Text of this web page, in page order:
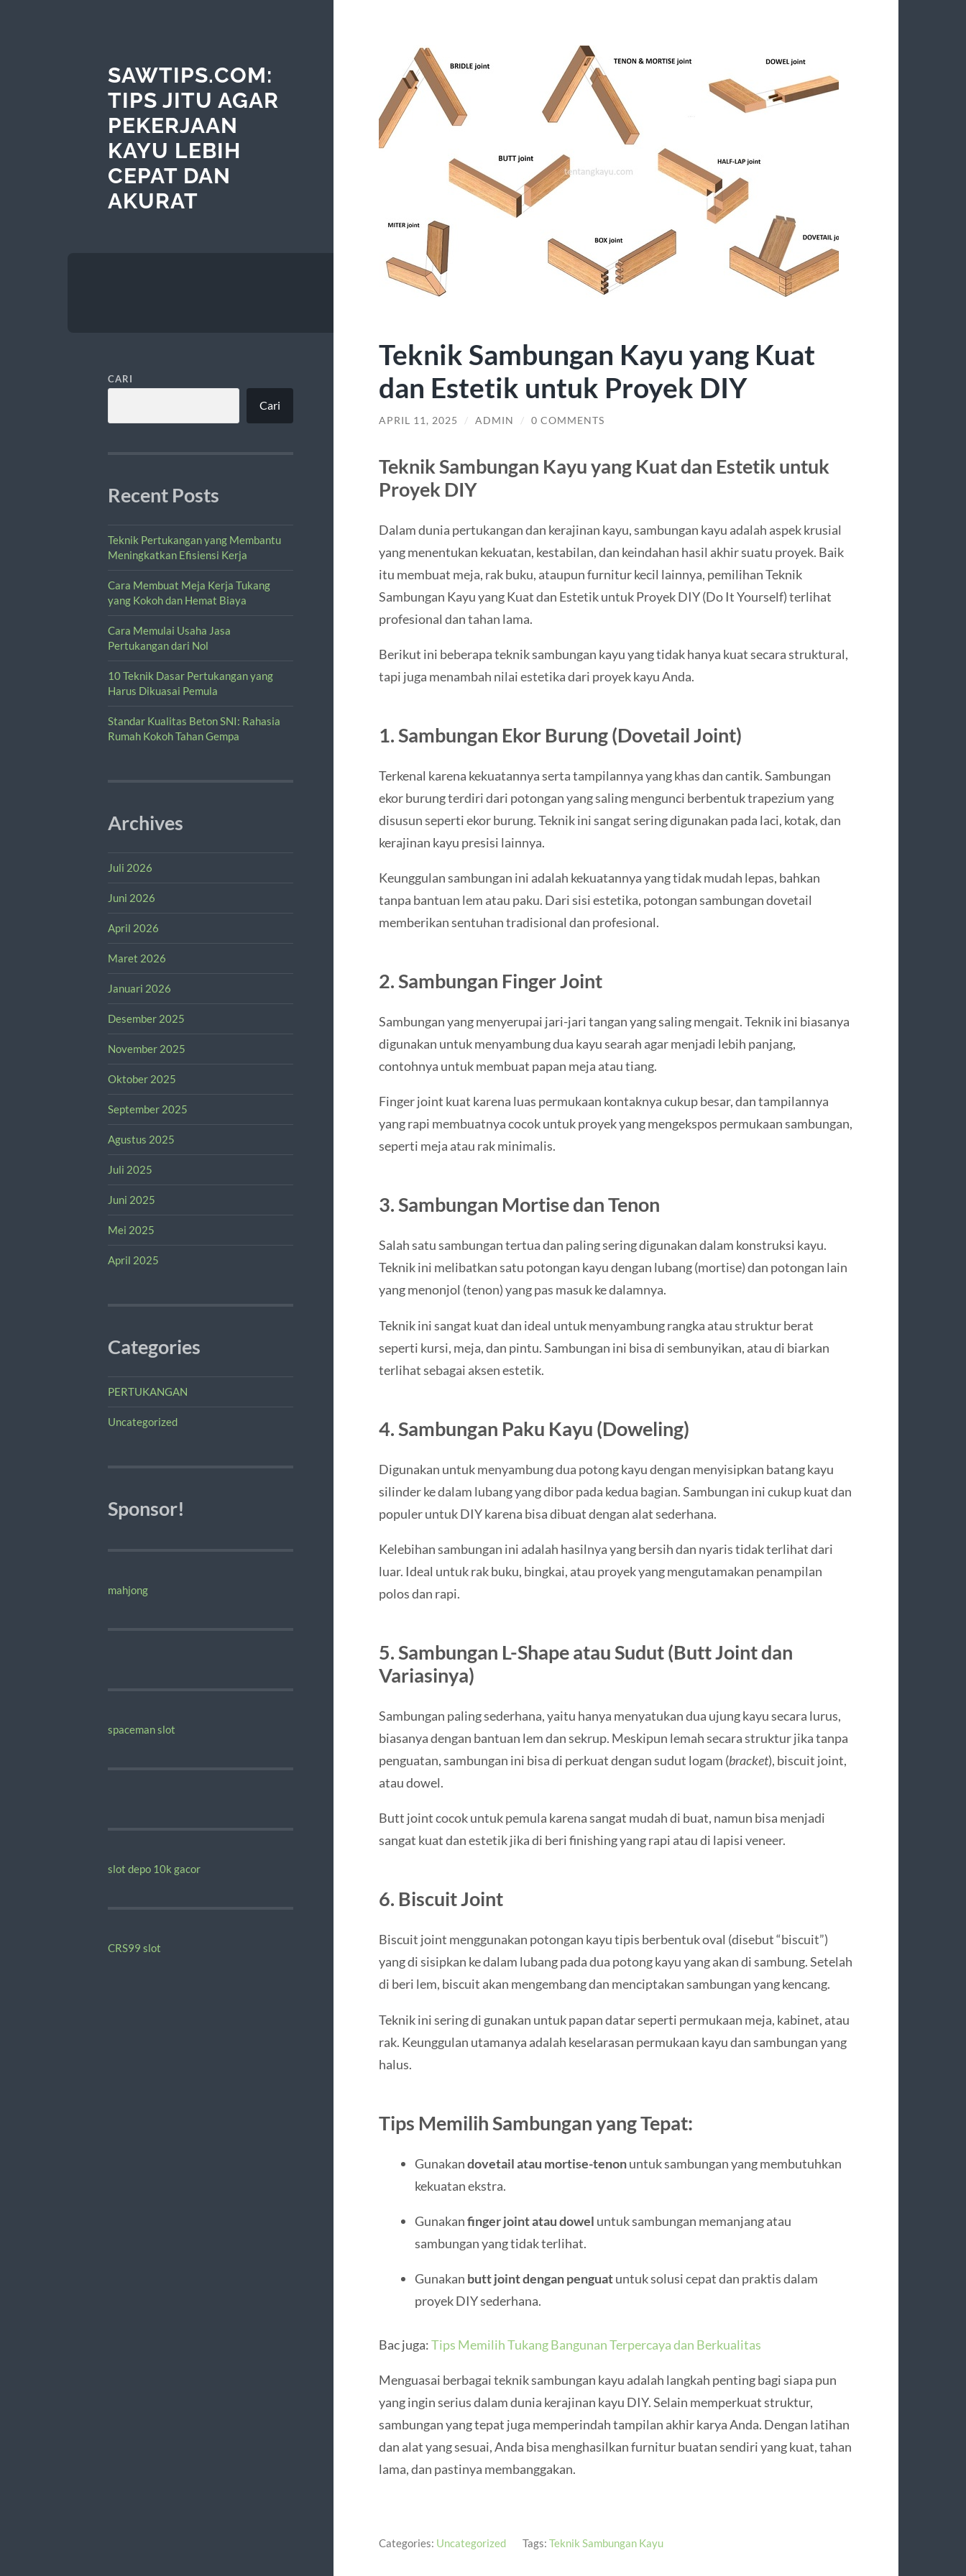
SAWTIPS.COM:
TIPS JITU AGAR
PEKERJAAN
KAYU LEBIH
CEPAT DAN
AKURAT
CARI
Cari
Recent Posts
Teknik Pertukangan yang Membantu
Meningkatkan Efisiensi Kerja
Cara Membuat Meja Kerja Tukang
yang Kokoh dan Hemat Biaya
Cara Memulai Usaha Jasa
Pertukangan dari Nol
10 Teknik Dasar Pertukangan yang
Harus Dikuasai Pemula
Standar Kualitas Beton SNI: Rahasia
Rumah Kokoh Tahan Gempa
Archives
Juli 2026
Juni 2026
April 2026
Maret 2026
Januari 2026
Desember 2025
November 2025
Oktober 2025
September 2025
Agustus 2025
Juli 2025
Juni 2025
Mei 2025
April 2025
Categories
PERTUKANGAN
Uncategorized
Sponsor!
mahjong
spaceman slot
slot depo 10k gacor
CRS99 slot
Teknik Sambungan Kayu yang Kuat
dan Estetik untuk Proyek DIY
APRIL 11, 2025 / ADMIN / 0 COMMENTS
Teknik Sambungan Kayu yang Kuat dan Estetik untuk
Proyek DIY
Dalam dunia pertukangan dan kerajinan kayu, sambungan kayu adalah aspek krusial
yang menentukan kekuatan, kestabilan, dan keindahan hasil akhir suatu proyek. Baik
itu membuat meja, rak buku, ataupun furnitur kecil lainnya, pemilihan Teknik
Sambungan Kayu yang Kuat dan Estetik untuk Proyek DIY (Do It Yourself) terlihat
profesional dan tahan lama.
Berikut ini beberapa teknik sambungan kayu yang tidak hanya kuat secara struktural,
tapi juga menambah nilai estetika dari proyek kayu Anda.
1.Sambungan Ekor Burung (Dovetail Joint)
Terkenal karena kekuatannya serta tampilannya yang khas dan cantik. Sambungan
ekor burung terdiri dari potongan yang saling mengunci berbentuk trapezium yang
disusun seperti ekor burung. Teknik ini sangat sering digunakan pada laci, kotak, dan
kerajinan kayu presisi lainnya.
Keunggulan sambungan ini adalah kekuatannya yang tidak mudah lepas, bahkan
tanpa bantuan lem atau paku. Dari sisi estetika, potongan sambungan dovetail
memberikan sentuhan tradisional dan profesional.
2.Sambungan Finger Joint
Sambungan yang menyerupai jari-jari tangan yang saling mengait. Teknik ini biasanya
digunakan untuk menyambung dua kayu searah agar menjadi lebih panjang,
contohnya untuk membuat papan meja atau tiang.
Finger joint kuat karena luas permukaan kontaknya cukup besar, dan tampilannya
yang rapi membuatnya cocok untuk proyek yang mengekspos permukaan sambungan,
seperti meja atau rak minimalis.
3.Sambungan Mortise dan Tenon
Salah satu sambungan tertua dan paling sering digunakan dalam konstruksi kayu.
Teknik ini melibatkan satu potongan kayu dengan lubang (mortise) dan potongan lain
yang menonjol (tenon) yang pas masuk ke dalamnya.
Teknik ini sangat kuat dan ideal untuk menyambung rangka atau struktur berat
seperti kursi, meja, dan pintu. Sambungan ini bisa di sembunyikan, atau di biarkan
terlihat sebagai aksen estetik.
4.Sambungan Paku Kayu (Doweling)
Digunakan untuk menyambung dua potong kayu dengan menyisipkan batang kayu
silinder ke dalam lubang yang dibor pada kedua bagian. Sambungan ini cukup kuat dan
populer untuk DIY karena bisa dibuat dengan alat sederhana.
Kelebihan sambungan ini adalah hasilnya yang bersih dan nyaris tidak terlihat dari
luar. Ideal untuk rak buku, bingkai, atau proyek yang mengutamakan penampilan
polos dan rapi.
5.Sambungan L-Shape atau Sudut (Butt Joint dan
Variasinya)
Sambungan paling sederhana, yaitu hanya menyatukan dua ujung kayu secara lurus,
biasanya dengan bantuan lem dan sekrup. Meskipun lemah secara struktur jika tanpa
penguatan, sambungan ini bisa di perkuat dengan sudut logam (bracket), biscuit joint,
atau dowel.
Butt joint cocok untuk pemula karena sangat mudah di buat, namun bisa menjadi
sangat kuat dan estetik jika di beri finishing yang rapi atau di lapisi veneer.
6. Biscuit Joint
Biscuit joint menggunakan potongan kayu tipis berbentuk oval (disebut “biscuit”)
yang di sisipkan ke dalam lubang pada dua potong kayu yang akan di sambung. Setelah
di beri lem, biscuit akan mengembang dan menciptakan sambungan yang kencang.
Teknik ini sering di gunakan untuk papan datar seperti permukaan meja, kabinet, atau
rak. Keunggulan utamanya adalah keselarasan permukaan kayu dan sambungan yang
halus.
Tips Memilih Sambungan yang Tepat:
Gunakandovetail atau mortise-tenonuntuk sambungan yang membutuhkan
kekuatan ekstra.
Gunakanfinger joint atau dowel untuk sambungan memanjang atau
sambungan yang tidak terlihat.
Gunakan butt joint dengan penguatuntuk solusi cepat dan praktis dalam
proyek DIY sederhana.
Bac juga:Tips Memilih Tukang Bangunan Terpercaya dan Berkualitas
Menguasai berbagai teknik sambungan kayu adalah langkah penting bagi siapa pun
yang ingin serius dalam dunia kerajinan kayu DIY. Selain memperkuat struktur,
sambungan yang tepat juga memperindah tampilan akhir karya Anda. Dengan latihan
dan alat yang sesuai, Anda bisa menghasilkan furnitur buatan sendiri yang kuat, tahan
lama, dan pastinya membanggakan.
Categories: Uncategorized Tags: Teknik Sambungan Kayu